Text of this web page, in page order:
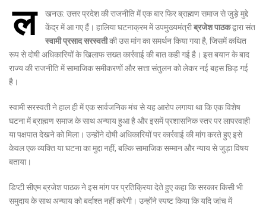
ल
खनऊ: उत्तर प्रदेश की राजनीति में एक बार फिर ब्राह्मण समाज से जुड़े मुद्दे
केंद्र में आ गए हैं। हालिया घटनाक्रम में उपमुख्यमंत्रीब्रजेश पाठकद्वारा संत
स्वामी प्रसाद सरस्वतीकी उस मांग का समर्थन किया गया है, जिसमें कथित
रूप से दोषी अधिकारियों के खिलाफ सख्त कार्रवाई की बात कही गई है। इस बयान के बाद
राज्य की राजनीति में सामाजिक समीकरणों और सत्ता संतुलन को लेकर नई बहस छिड़ गई
है।
स्वामी सरस्वती ने हाल ही में एक सार्वजनिक मंच से यह आरोप लगाया था कि एक विशेष
घटना में ब्राह्मण समाज के साथ अन्याय हुआ है और इसमें प्रशासनिक स्तर पर लापरवाही
या पक्षपात देखने को मिला। उन्होंने दोषी अधिकारियों पर कार्रवाई की मांग करते हुए इसे
केवल एक व्यक्ति या घटना का मुद्दा नहीं, बल्कि सामाजिक सम्मान और न्याय से जुड़ा विषय
बताया।
डिप्टी सीएम ब्रजेश पाठक ने इस मांग पर प्रतिक्रिया देते हुए कहा कि सरकार किसी भी
समुदाय के साथ अन्याय को बर्दाश्त नहीं करेगी। उन्होंने स्पष्ट किया कि यदि जांच में